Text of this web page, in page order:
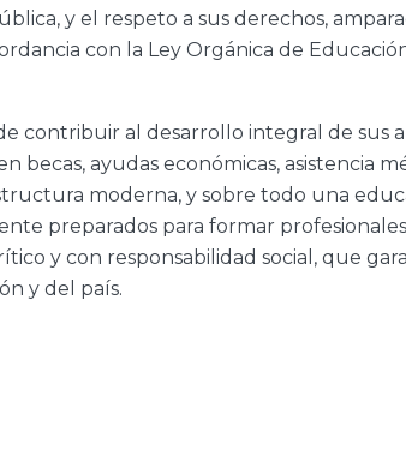
y el respeto a sus derechos,
con la Ley Orgánica de
contribuir al desarrollo integral de sus
becas, ayudas económicas, asistencia
moderna, y sobre todo una
preparados para formar
y con responsabilidad social, que
y del país.